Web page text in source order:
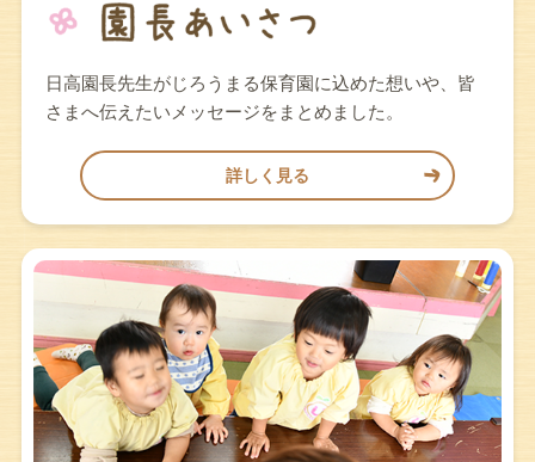
日高園長先生がじろうまる保育園に込めた想いや、皆
さまへ伝えたいメッセージをまとめました。
詳しく見る